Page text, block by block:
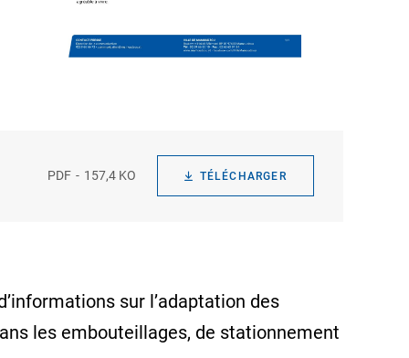
PDF 157,4 KO TÉLÉCHARGER
sur l’adaptation des
les embouteillages, de stationnement